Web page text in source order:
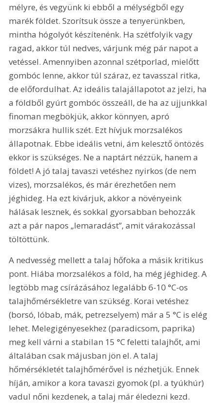
mélyre, és vegyünk ki ebből a mélységből egy
marék földet. Szorítsuk össze a tenyerünkben,
mintha hógolyót készítenénk. Ha szétfolyik vagy
ragad, akkor túl nedves, várjunk még pár napot a
vetéssel. Amennyiben azonnal szétporlad, mielőtt
gombóc lenne, akkor túl száraz, ez tavasszal ritka,
de előfordulhat. Az ideális talajállapotot az jelzi, ha
a földből gyúrt gombóc összeáll, de ha az ujjunkkal
finoman megbökjük, akkor könnyen, apró
morzsákra hullik szét. Ezt hívjuk morzsalékos
állapotnak. Ebbe ideális vetni, ám kelesztő öntözés
ekkor is szükséges. Ne a naptárt nézzük, hanem a
földet! A jó talaj tavaszi vetéshez nyirkos (de nem
vizes), morzsalékos, és már érezhetően nem
jéghideg. Ha ezt kivárjuk, akkor a növényeink
hálásak lesznek, és sokkal gyorsabban behozzák
azt a pár napos „lemaradást”, amit várakozással
töltöttünk.
A nedvesség mellett a talaj hőfoka a másik kritikus
pont. Hiába morzsalékos a föld, ha még jéghideg. A
legtöbb mag csírázásához legalább 6-10 °C-os
talajhőmérsékletre van szükség. Korai vetéshez
(borsó, lóbab, mák, petrezselyem) már a 5 °C is elég
lehet. Melegigényesekhez (paradicsom, paprika)
meg kell várni a stabilan 15 °C feletti talajhőt, ami
általában csak májusban jön el. A talaj
hőmérsékletét talajhőmérővel is nézhetjük. Ennek
híján, amikor a kora tavaszi gyomok (pl. a tyúkhúr)
vadul nőni kezdenek, a talaj már éledezni kezd.